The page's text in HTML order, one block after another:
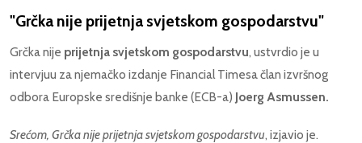
"Grčka nije prijetnja svjetskom gospodarstvu"
Grčka nije prijetnja svjetskom gospodarstvu, ustvrdio je u
intervjuu za njemačko izdanje Financial Timesa član izvršnog
odbora Europske središnje banke (ECB-a) Joerg Asmussen.
Srećom, Grčka nije prijetnja svjetskom gospodarstvu, izjavio je.